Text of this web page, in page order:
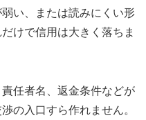
い、または読みにくい形
けで信用は大きく落ちま
任者名、返金条件などが
の入口すら作れません。